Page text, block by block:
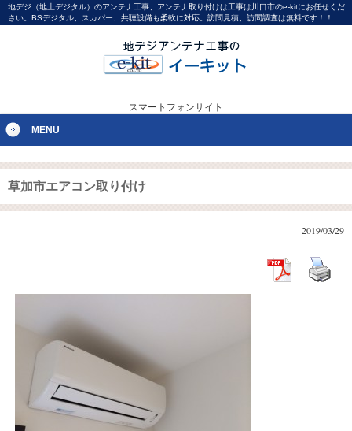
地デジ（地上デジタル）のアンテナ工事、アンテナ取り付けは工事は川口市のe-kitにお任せくだ
さい。BSデジタル、スカパー、共聴設備も柔軟に対応。訪問見積、訪問調査は無料です！！
スマートフォンサイト
MENU
草加市エアコン取り付け
2019/03/29